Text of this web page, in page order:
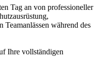
Tag an von professioneller
Teamanlässen während des
Ihre vollständigen